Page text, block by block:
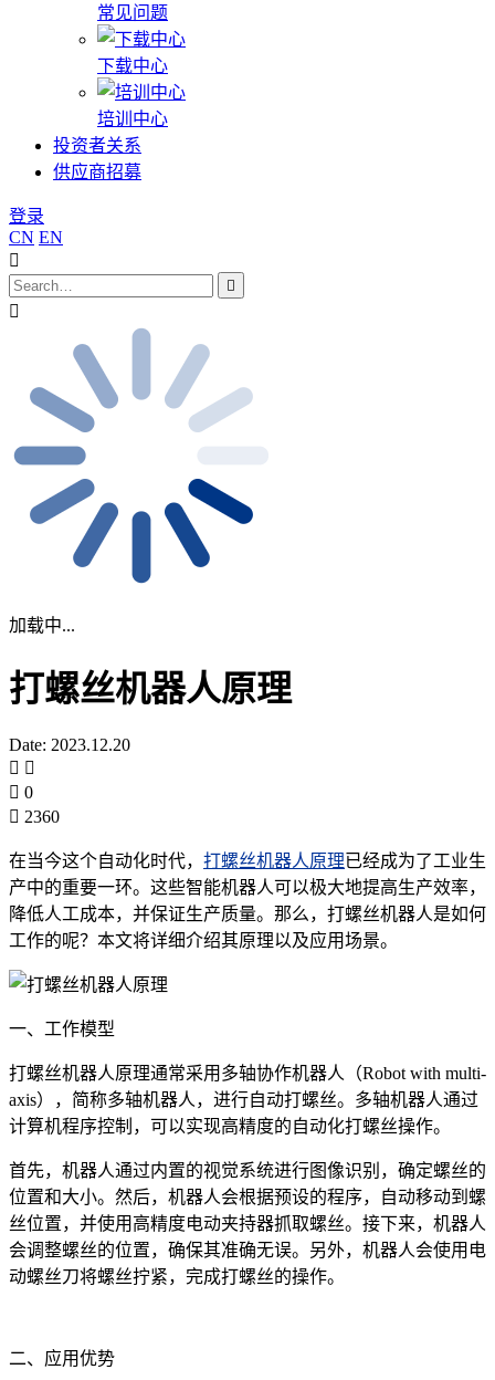
常见问题
下载中心
培训中心
投资者关系
供应商招募
登录
CN EN
加载中...
打螺丝机器人原理
Date: 2023.12.20
0
2360
在当今这个自动化时代， 打螺丝机器人原理已经成为了工业生
产中的重要一环。这些智能机器人可以极大地提高生产效率，
降低人工成本，并保证生产质量。那么，打螺丝机器人是如何
工作的呢？本文将详细介绍其原理以及应用场景。
一、工作模型
打螺丝机器人原理通常采用多轴协作机器人（Robot with multi-
axis），简称多轴机器人，进行自动打螺丝。多轴机器人通过
计算机程序控制，可以实现高精度的自动化打螺丝操作。
首先，机器人通过内置的视觉系统进行图像识别，确定螺丝的
位置和大小。然后，机器人会根据预设的程序，自动移动到螺
丝位置，并使用高精度电动夹持器抓取螺丝。接下来，机器人
会调整螺丝的位置，确保其准确无误。另外，机器人会使用电
动螺丝刀将螺丝拧紧，完成打螺丝的操作。
二、应用优势